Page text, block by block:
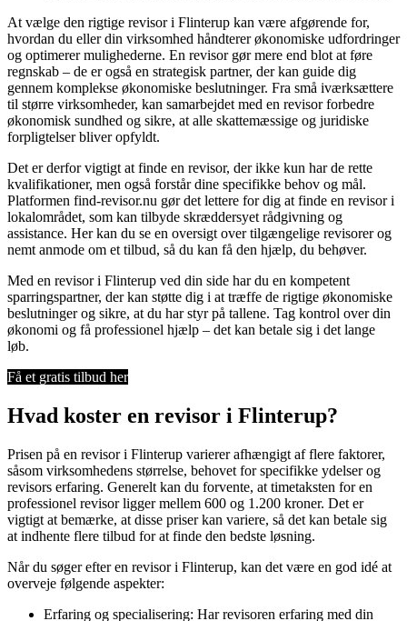
At vælge den rigtige revisor i Flinterup kan være afgørende for,
hvordan du eller din virksomhed håndterer økonomiske udfordringer
og optimerer mulighederne. En revisor gør mere end blot at føre
regnskab – de er også en strategisk partner, der kan guide dig
gennem komplekse økonomiske beslutninger. Fra små iværksættere
til større virksomheder, kan samarbejdet med en revisor forbedre
økonomisk sundhed og sikre, at alle skattemæssige og juridiske
forpligtelser bliver opfyldt.
Det er derfor vigtigt at finde en revisor, der ikke kun har de rette
kvalifikationer, men også forstår dine specifikke behov og mål.
Platformen find-revisor.nu gør det lettere for dig at finde en revisor i
lokalområdet, som kan tilbyde skræddersyet rådgivning og
assistance. Her kan du se en oversigt over tilgængelige revisorer og
nemt anmode om et tilbud, så du kan få den hjælp, du behøver.
Med en revisor i Flinterup ved din side har du en kompetent
sparringspartner, der kan støtte dig i at træffe de rigtige økonomiske
beslutninger og sikre, at du har styr på tallene. Tag kontrol over din
økonomi og få professionel hjælp – det kan betale sig i det lange
løb.
Få et gratis tilbud her
Hvad koster en revisor i Flinterup?
Prisen på en revisor i Flinterup varierer afhængigt af flere faktorer,
såsom virksomhedens størrelse, behovet for specifikke ydelser og
revisors erfaring. Generelt kan du forvente, at timetaksten for en
professionel revisor ligger mellem 600 og 1.200 kroner. Det er
vigtigt at bemærke, at disse priser kan variere, så det kan betale sig
at indhente flere tilbud for at finde den bedste løsning.
Når du søger efter en revisor i Flinterup, kan det være en god idé at
overveje følgende aspekter:
Erfaring og specialisering: Har revisoren erfaring med din